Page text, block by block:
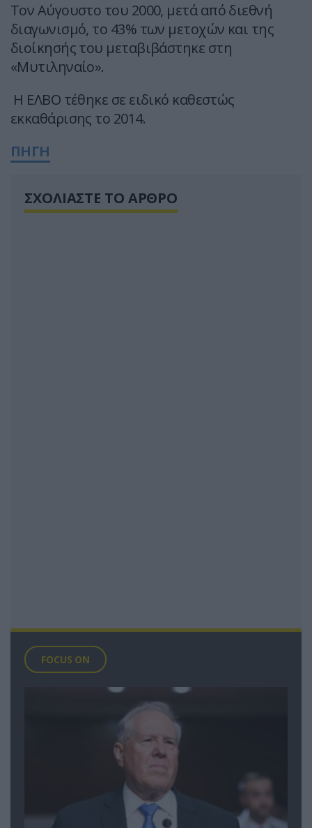
Τον Αύγουστο του 2000, μετά από διεθνή
διαγωνισμό, το 43% των μετοχών και της
διοίκησής του μεταβιβάστηκε στη
«Μυτιληναίο».
Η ΕΛΒΟ τέθηκε σε ειδικό καθεστώς
εκκαθάρισης το 2014.
ΠΗΓΗ
ΣΧΟΛΙΑΣΤΕ ΤΟ ΑΡΘΡΟ
FOCUS ON